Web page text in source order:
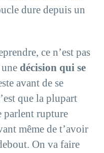
dure depuis un
ce n’est pas
décision qui se
avant de se
que la plupart
parlent rupture
même de t’avoir
On va faire